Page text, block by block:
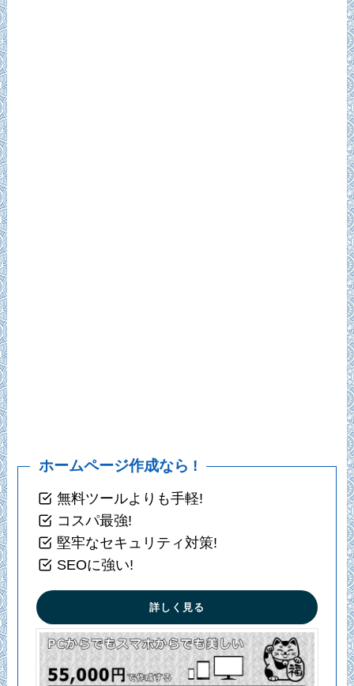
ホームページ作成なら !
無料ツールよりも手軽!
コスパ最強!
堅牢なセキュリティ対策!
SEOに強い!
詳しく見る